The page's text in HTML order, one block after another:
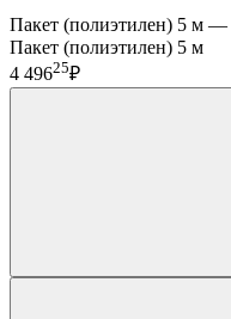
Пакет (полиэтилен) 5 м —
Пакет (полиэтилен) 5 м
4 49625₽